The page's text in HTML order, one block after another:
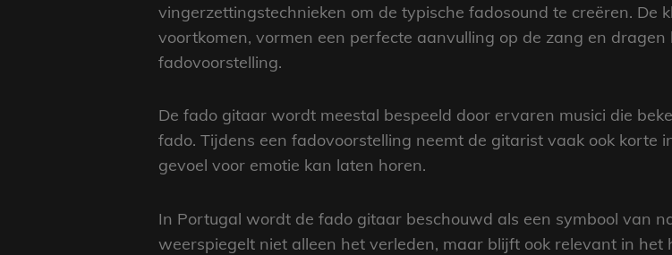
vingerzettingstechnieken om de typische fadosound te creëren. De
voortkomen, vormen een perfecte aanvulling op de zang en
fadovoorstelling.
De fado gitaar wordt meestal bespeeld door ervaren musici die
fado. Tijdens een fadovoorstelling neemt de gitarist vaak ook korte
gevoel voor emotie kan laten horen.
In Portugal wordt de fado gitaar beschouwd als een symbool van
weerspiegelt niet alleen het verleden, maar blijft ook relevant in